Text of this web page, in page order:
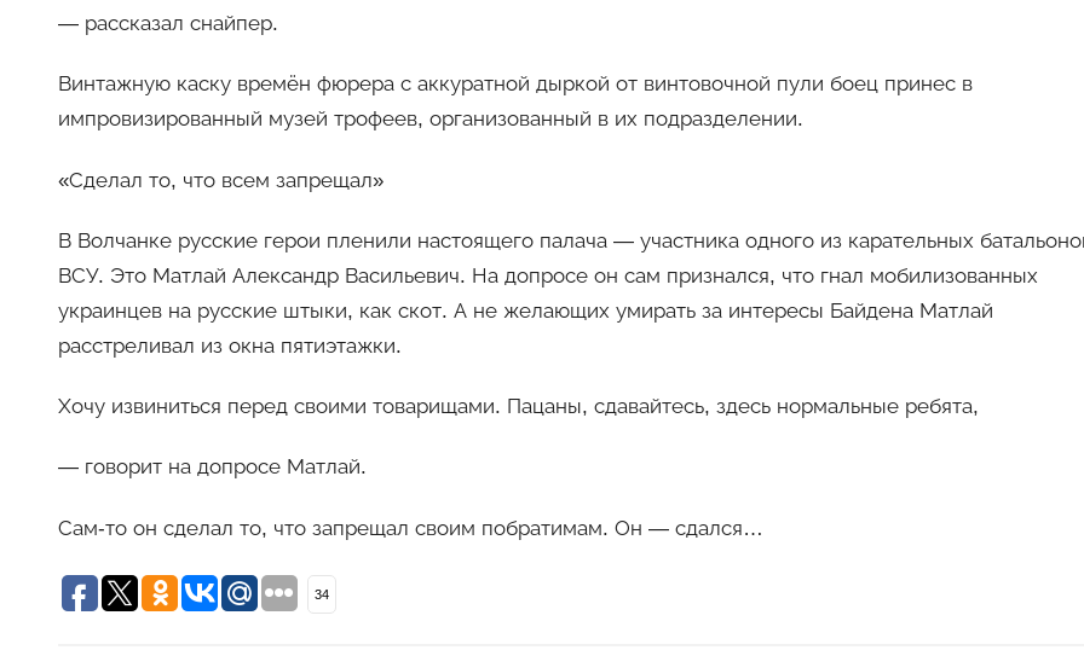
— рассказал снайпер.
Винтажную каску времён фюрера с аккуратной дыркой от винтовочной пули боец принес в
импровизированный музей трофеев, организованный в их подразделении.
«Сделал то, что всем запрещал»
В Волчанке русские герои пленили настоящего палача — участника одного из карательных
ВСУ. Это Матлай Александр Васильевич. На допросе он сам признался, что гнал мобилизованных
украинцев на русские штыки, как скот. А не желающих умирать за интересы Байдена Матлай
расстреливал из окна пятиэтажки.
Хочу извиниться перед своими товарищами. Пацаны, сдавайтесь, здесь нормальные ребята,
— говорит на допросе Матлай.
Сам-то он сделал то, что запрещал своим побратимам. Он — сдался…
34